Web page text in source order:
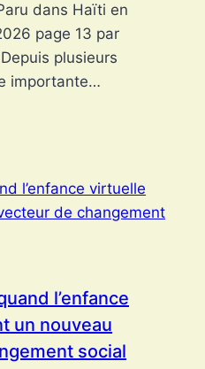
dans Haïti en
page 13 par
plusieurs
importante…
l’enfance
un nouveau
social